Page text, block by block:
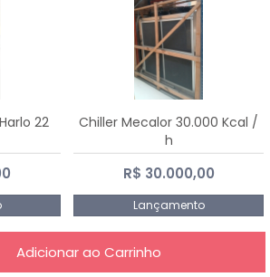
22
Chiller Mecalor 30.000 Kcal /
h
R$ 30.000,00
Lançamento
Adicionar ao Carrinho